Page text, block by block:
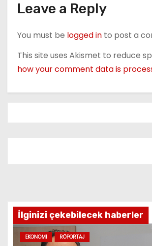
n
Leave a Reply
You must be logged in to post a
This site uses Akismet to reduce
how your comment data is
İlginizi çekebilecek haberler
EKONOMI RÖPORTAJ